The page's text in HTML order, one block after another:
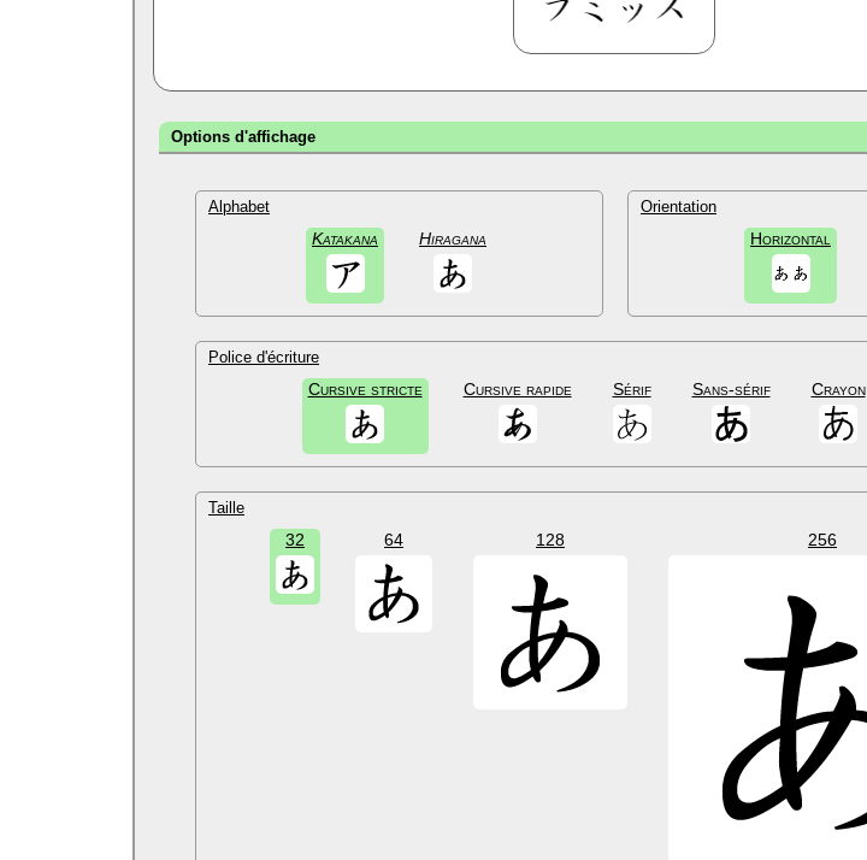
Options d'affichage
Alphabet
Katakana Hiragana
Orientation
Horizontal
Police d'écriture
Cursive stricte Cursive rapide Sérif Sans-sérif Crayon
Taille
32 64 128 256